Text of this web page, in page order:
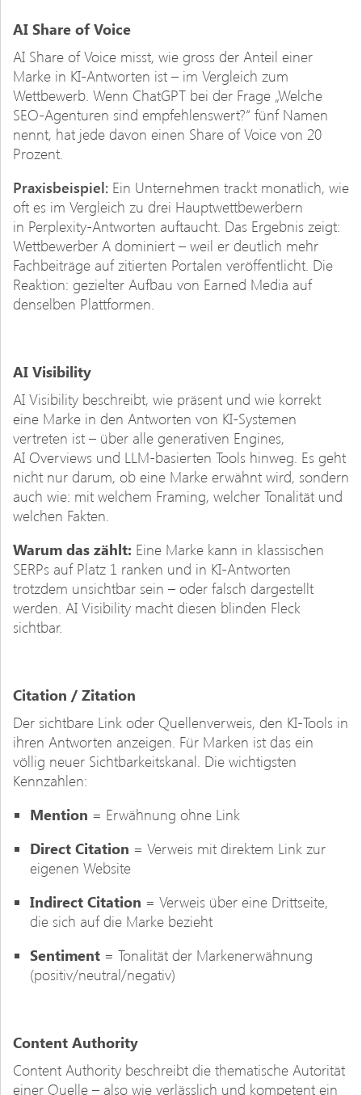
AI Share of Voice
AI Share of Voice misst, wie gross der Anteil einer
Marke in KI-Antworten ist – im Vergleich zum
Wettbewerb. Wenn ChatGPT bei der Frage „Welche
SEO-Agenturen sind empfehlenswert?“ fünf Namen
nennt, hat jede davon einen Share of Voice von 20
Prozent.
Praxisbeispiel: Ein Unternehmen trackt monatlich, wie
oft es im Vergleich zu drei Hauptwettbewerbern
in Perplexity-Antworten auftaucht. Das Ergebnis zeigt:
Wettbewerber A dominiert – weil er deutlich mehr
Fachbeiträge auf zitierten Portalen veröffentlicht. Die
Reaktion: gezielter Aufbau von Earned Media auf
denselben Plattformen.
AI Visibility
AI Visibility beschreibt, wie präsent und wie korrekt
eine Marke in den Antworten von KI-Systemen
vertreten ist – über alle generativen Engines,
AI Overviews und LLM-basierten Tools hinweg. Es geht
nicht nur darum, ob eine Marke erwähnt wird, sondern
auch wie: mit welchem Framing, welcher Tonalität und
welchen Fakten.
Warum das zählt: Eine Marke kann in klassischen
SERPs auf Platz 1 ranken und in KI-Antworten
trotzdem unsichtbar sein – oder falsch dargestellt
werden. AI Visibility macht diesen blinden Fleck
sichtbar.
Citation / Zitation
Der sichtbare Link oder Quellenverweis, den KI-Tools in
ihren Antworten anzeigen. Für Marken ist das ein
völlig neuer Sichtbarkeitskanal. Die wichtigsten
Kennzahlen:
Mention = Erwähnung ohne Link
Direct Citation = Verweis mit direktem Link zur
eigenen Website
Indirect Citation = Verweis über eine Drittseite,
die sich auf die Marke bezieht
Sentiment = Tonalität der Markenerwähnung
(positiv/neutral/negativ)
Content Authority
Content Authority beschreibt die thematische Autorität
einer Quelle – also wie verlässlich und kompetent ein